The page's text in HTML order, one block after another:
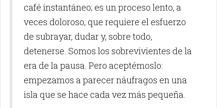
café instantáneo; es un proceso lento, a
veces doloroso, que requiere el esfuerzo
de subrayar, dudar y, sobre todo,
detenerse. Somos los sobrevivientes de la
era de la pausa. Pero aceptémoslo:
empezamos a parecer náufragos en una
isla que se hace cada vez más pequeña.